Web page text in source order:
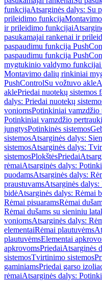
funkcijaAtsarginės dalys: Su
prileidimo funkcija
ir prileidimo funkcijai
pasukamajai rankenai ir
paspaudimu funkcija
paspaudimu funkcija
mygtukinio valdymo funkcijai
Montavimo dalių rinkiniai
PushControlSu vožtuvo akle
aklePriedai nuotekų sistemos
dalys: Priedai nuotekų
voniomsPotinkiniai vamzdžio
Potinkiniai vamzdžio
jungtysPotinkinės sistemos
sistemosAtsarginės dalys:
sistemosAtsarginės dalys:
sistemosPlokštėsPriedai
rėmaiAtsarginės dalys:
puodamsAtsarginės dalys:
praustuvamsAtsarginės dalys:
bidėAtsarginės dalys: Rėmai
Rėmai pisuaramsRėmai
Rėmai dušams su sieniniu
voniomsAtsarginės dalys:
elementaiRėmai plautuvėms
plautuvėmsElementai
apkrovomsPriedaiAtsarginės
sistemosTvirtinimo sistemos
gaminiamsPriedai garso
rėmaiAtsarginės dalys: